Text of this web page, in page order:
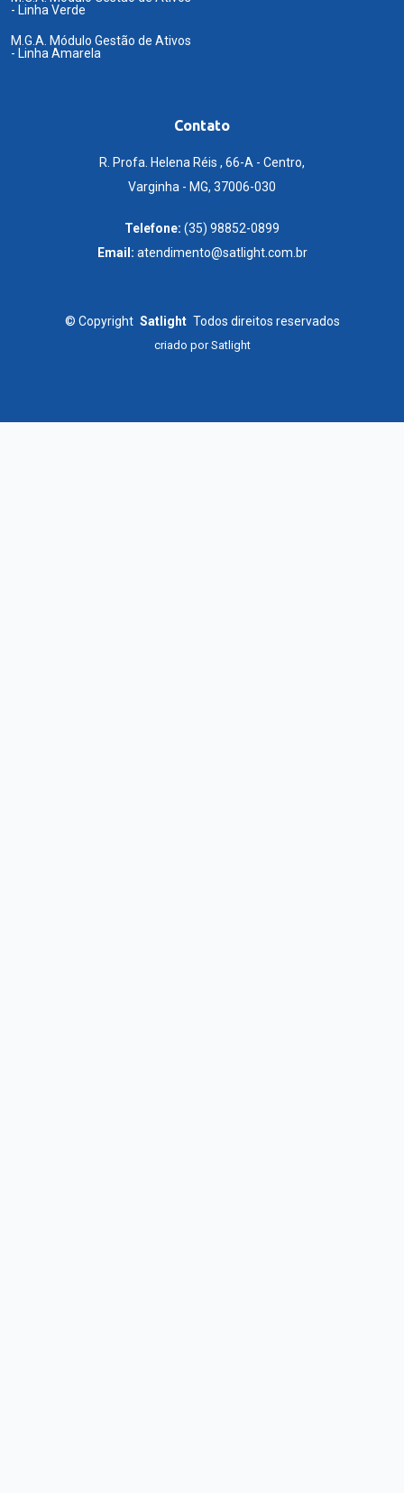
- Linha Verde
M.G.A. Módulo Gestão de Ativos
- Linha Amarela
Contato
R. Profa. Helena Réis , 66-A - Centro,
Varginha - MG, 37006-030
Telefone: (35) 98852-0899
Email: atendimento@satlight.com.br
© Copyright Satlight Todos direitos reservados
criado porSatlight